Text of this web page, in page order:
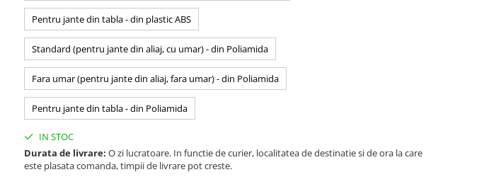
Pentru jante din tabla - din plastic ABS
Standard (pentru jante din aliaj, cu umar) - din Poliamida
Fara umar (pentru jante din aliaj, fara umar) - din Poliamida
Pentru jante din tabla - din Poliamida
IN STOC
Durata de livrare: O zi lucratoare. In functie de curier, localitatea de destinatie si de ora la care
este plasata comanda, timpii de livrare pot creste.